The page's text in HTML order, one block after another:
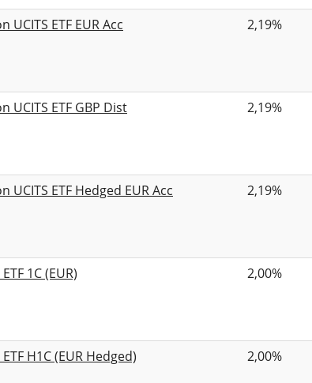
ETF EUR Acc 2,19%
UCITS ETF GBP Dist 2,19%
UCITS ETF Hedged EUR Acc 2,19%
1C (EUR) 2,00%
H1C (EUR Hedged) 2,00%